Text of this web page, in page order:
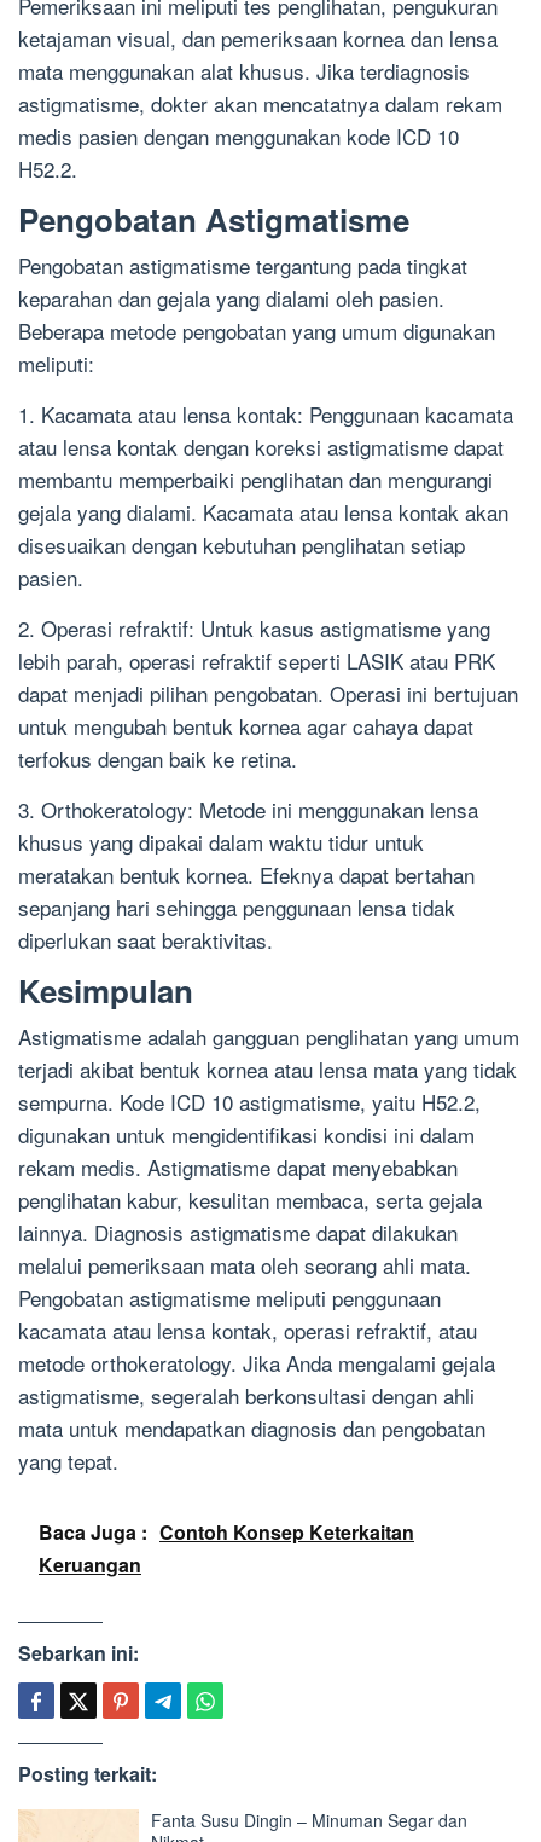
ketajaman visual, dan pemeriksaan kornea dan lensa
mata menggunakan alat khusus. Jika terdiagnosis
astigmatisme, dokter akan mencatatnya dalam rekam
medis pasien dengan menggunakan kode ICD 10
H52.2.
Pengobatan Astigmatisme
Pengobatan astigmatisme tergantung pada tingkat
keparahan dan gejala yang dialami oleh pasien.
Beberapa metode pengobatan yang umum digunakan
meliputi:
1. Kacamata atau lensa kontak: Penggunaan kacamata
atau lensa kontak dengan koreksi astigmatisme dapat
membantu memperbaiki penglihatan dan mengurangi
gejala yang dialami. Kacamata atau lensa kontak akan
disesuaikan dengan kebutuhan penglihatan setiap
pasien.
2. Operasi refraktif: Untuk kasus astigmatisme yang
lebih parah, operasi refraktif seperti LASIK atau PRK
dapat menjadi pilihan pengobatan. Operasi ini bertujuan
untuk mengubah bentuk kornea agar cahaya dapat
terfokus dengan baik ke retina.
3. Orthokeratology: Metode ini menggunakan lensa
khusus yang dipakai dalam waktu tidur untuk
meratakan bentuk kornea. Efeknya dapat bertahan
sepanjang hari sehingga penggunaan lensa tidak
diperlukan saat beraktivitas.
Kesimpulan
Astigmatisme adalah gangguan penglihatan yang umum
terjadi akibat bentuk kornea atau lensa mata yang tidak
sempurna. Kode ICD 10 astigmatisme, yaitu H52.2,
digunakan untuk mengidentifikasi kondisi ini dalam
rekam medis. Astigmatisme dapat menyebabkan
penglihatan kabur, kesulitan membaca, serta gejala
lainnya. Diagnosis astigmatisme dapat dilakukan
melalui pemeriksaan mata oleh seorang ahli mata.
Pengobatan astigmatisme meliputi penggunaan
kacamata atau lensa kontak, operasi refraktif, atau
metode orthokeratology. Jika Anda mengalami gejala
astigmatisme, segeralah berkonsultasi dengan ahli
mata untuk mendapatkan diagnosis dan pengobatan
yang tepat.
Baca Juga : Contoh Konsep Keterkaitan
Keruangan
Sebarkan ini:
Posting terkait:
Fanta Susu Dingin – Minuman Segar dan